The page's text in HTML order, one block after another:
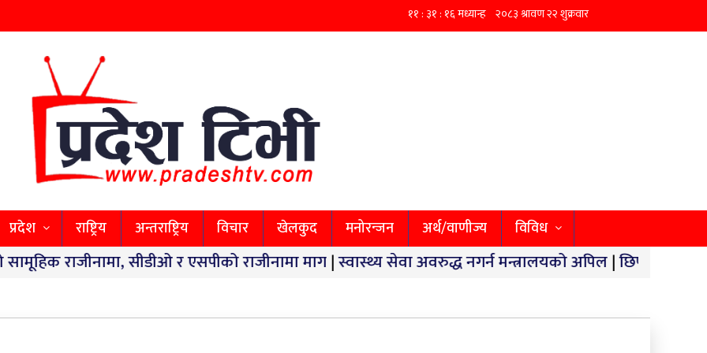
प्रदेश राष्ट्रिय अन्तराष्ट्रिय विचार खेलकुद मनोरन्जन अर्थ/वाणीज्य विविध
सीडीओ र एसपीको राजीनामा माग|स्वास्थ्य सेवा अवरुद्ध नगर्न मन्त्रालयको अपिल|छिपहरमाईमा १४० किलो